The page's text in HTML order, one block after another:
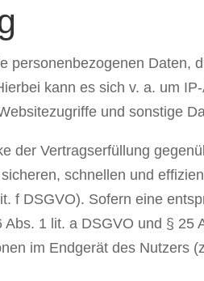
personenbezogenen Daten,
kann es sich v. a. um
und sonstige
der Vertragserfüllung
schnellen und
f DSGVO). Sofern eine
1 lit. a DSGVO und §
im Endgerät des Nutzers